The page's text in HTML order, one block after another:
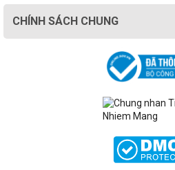
CHÍNH SÁCH CHUNG